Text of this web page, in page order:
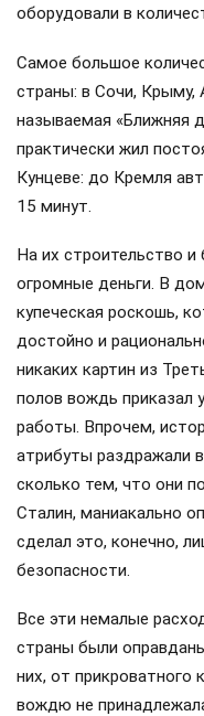
оборудовали в
Самое большое
страны: в Сочи, Крыму,
называемая «Ближняя
практически жил
Кунцеве: до Кремля
15 минут.
На их строительство
огромные деньги. В
купеческая роскошь,
достойно и
никаких картин из
полов вождь приказал
работы. Впрочем,
атрибуты раздражали
сколько тем, что они
Сталин, маниакально
сделал это, конечно,
безопасности.
Все эти немалые
страны были
них, от прикроватного
вождю не